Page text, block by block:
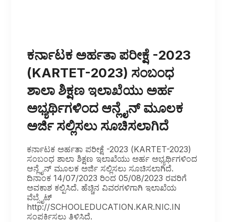
ಕರ್ನಾಟಕ ಅರ್ಹತಾ ಪರೀಕ್ಷೆ -2023
(KARTET-2023) ಸಂಬಂಧ
ಶಾಲಾ ಶಿಕ್ಷಣ ಇಲಾಖೆಯು ಅರ್ಹ
ಅಭ್ಯರ್ಥಿಗಳಿಂದ ಆನ್ಲೈನ್ ಮೂಲಕ
ಅರ್ಜಿ ಸಲ್ಲಿಸಲು ಸೂಚಿಸಲಾಗಿದೆ
ಕರ್ನಾಟಕ ಅರ್ಹತಾ ಪರೀಕ್ಷೆ -2023 (KARTET-2023)
ಸಂಬಂಧ ಶಾಲಾ ಶಿಕ್ಷಣ ಇಲಾಖೆಯು ಅರ್ಹ ಅಭ್ಯರ್ಥಿಗಳಿಂದ
ಆನ್ಲೈನ್ ಮೂಲಕ ಅರ್ಜಿ ಸಲ್ಲಿಸಲು ಸೂಚಿಸಲಾಗಿದೆ.
ದಿನಾಂಕ 14/07/2023 ರಿಂದ 05/08/2023 ರವರಿಗೆ
ಅವಕಾಶ ಕಲ್ಪಿಸಿದೆ. ಹೆಚ್ಚಿನ ವಿವರಗಳಿಗಾಗಿ ಇಲಾಖೆಯ
ವೆಬ್ಸೈಟ್
http://SCHOOLEDUCATION.KAR.NIC.IN
ಸಂಪರ್ಕಿಸಲು ತಿಳಿಸಿದೆ.